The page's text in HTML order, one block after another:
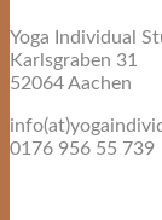
Yoga Individual
Karlsgraben 31
52064 Aachen
0176 956 55 739